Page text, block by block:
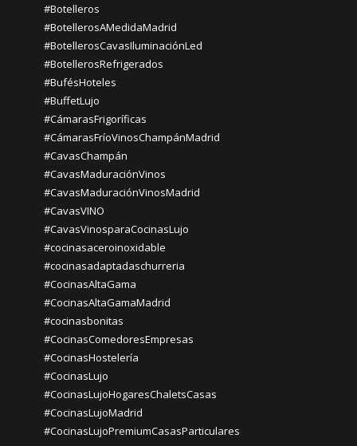
#Botelleros
#BotellerosAMedidaMadrid
#BotellerosCavasIluminaciónLed
#BotellerosRefrigerados
#BufésHoteles
#BuffetLujo
#CámarasFrigoríficas
#CámarasFríoVinosChampánMadrid
#CavasChampán
#CavasMaduraciónVinos
#CavasMaduraciónVinosMadrid
#CavasVINO
#CavasVinosparaCocinasLujo
#cocinasaceroinoxidable
#cocinasadaptadaschurreria
#CocinasAltaGama
#CocinasAltaGamaMadrid
#cocinasbonitas
#CocinasComedoresEmpresas
#CocinasHostelería
#CocinasLujo
#CocinasLujoHogaresChaletsCasas
#CocinasLujoMadrid
#CocinasLujoPremiumCasasParticulares